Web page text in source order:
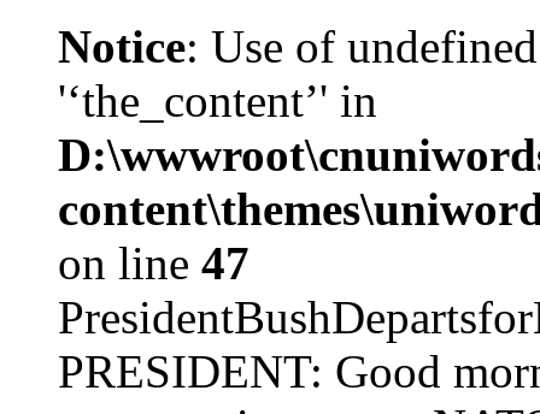
Notice: Use of
'‘the_content’' in
on line 47
PRESIDENT: Good